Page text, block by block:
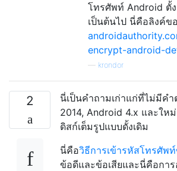
โทรศัพท์ Android ตั้
เป็นต้นไป นี่คือลิงค์ข
encrypt-android-
krondor
2
นี่เป็นคำถามเก่าแก่ที่ไม่มีค
2014, Android 4.x และให
ดิสก์เต็มรูปแบบดั้งเดิม
นี่คือวิธีการเข้ารหัสโทรศัพ
ข้อดีและข้อเสียและนี่คือการ